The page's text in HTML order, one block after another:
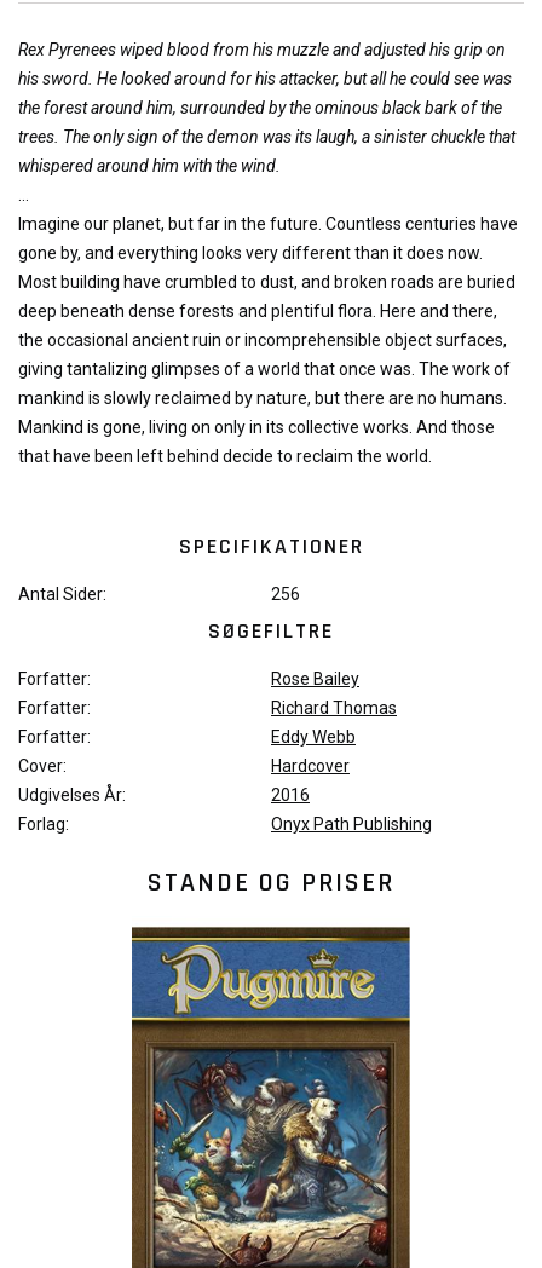
Rex Pyrenees wiped blood from his muzzle and adjusted his grip on
his sword. He looked around for his attacker, but all he could see was
the forest around him, surrounded by the ominous black bark of the
trees. The only sign of the demon was its laugh, a sinister chuckle that
whispered around him with the wind.
Imagine our planet, but far in the future. Countless centuries have
gone by, and everything looks very different than it does now.
Most building have crumbled to dust, and broken roads are buried
deep beneath dense forests and plentiful flora. Here and there,
the occasional ancient ruin or incomprehensible object surfaces,
giving tantalizing glimpses of a world that once was. The work of
mankind is slowly reclaimed by nature, but there are no humans.
Mankind is gone, living on only in its collective works. And those
that have been left behind decide to reclaim the world.
SPECIFIKATIONER
Antal Sider: 256
SØGEFILTRE
Forfatter:
Rose Bailey
Forfatter:
Richard Thomas
Forfatter:
Eddy Webb
Cover:
Hardcover
Udgivelses År:
2016
Forlag:
Onyx Path Publishing
STANDE OG PRISER